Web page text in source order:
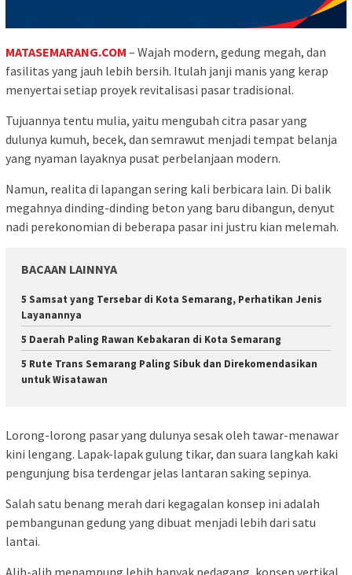
MATASEMARANG.COM – Wajah modern, gedung megah, dan
fasilitas yang jauh lebih bersih. Itulah janji manis yang kerap
menyertai setiap proyek revitalisasi pasar tradisional.
Tujuannya tentu mulia, yaitu mengubah citra pasar yang
dulunya kumuh, becek, dan semrawut menjadi tempat belanja
yang nyaman layaknya pusat perbelanjaan modern.
Namun, realita di lapangan sering kali berbicara lain. Di balik
megahnya dinding-dinding beton yang baru dibangun, denyut
nadi perekonomian di beberapa pasar ini justru kian melemah.
BACAAN LAINNYA
5 Samsat yang Tersebar di Kota Semarang, Perhatikan Jenis
Layanannya
5 Daerah Paling Rawan Kebakaran di Kota Semarang
5 Rute Trans Semarang Paling Sibuk dan Direkomendasikan
untuk Wisatawan
Lorong-lorong pasar yang dulunya sesak oleh tawar-menawar
kini lengang. Lapak-lapak gulung tikar, dan suara langkah kaki
pengunjung bisa terdengar jelas lantaran saking sepinya.
Salah satu benang merah dari kegagalan konsep ini adalah
pembangunan gedung yang dibuat menjadi lebih dari satu
lantai.